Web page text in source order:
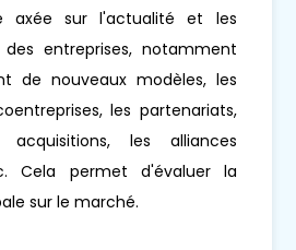
axée sur l'actualité et les
des entreprises, notamment
de nouveaux modèles, les
les partenariats,
les alliances
Cela permet d'évaluer la
sur le marché.